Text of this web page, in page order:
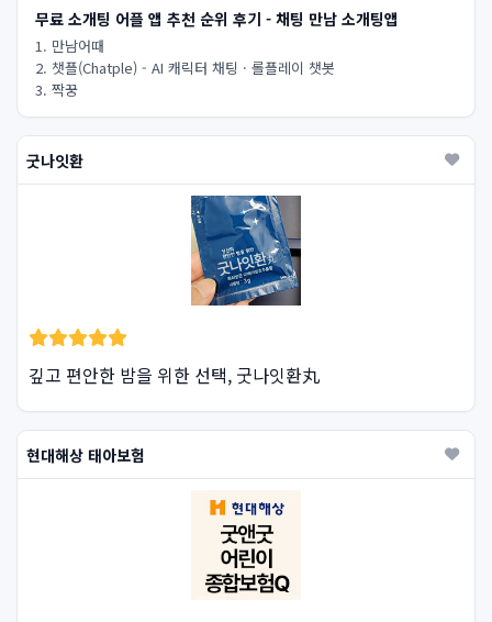
무료 소개팅 어플 앱 추천 순위 후기 - 채팅 만남 소개팅앱
1. 만남어때
2. 챗플(Chatple) - AI 캐릭터 채팅 · 롤플레이 챗봇
3. 짝꿍
굿나잇환
깊고 편안한 밤을 위한 선택, 굿나잇환丸
현대해상 태아보험